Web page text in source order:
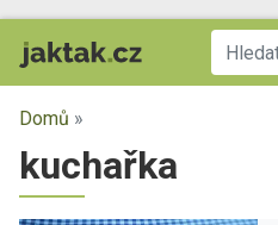
Domů »
kuchařka